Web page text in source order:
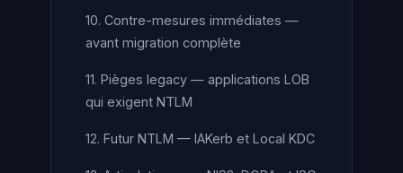
10. Contre-mesures immédiates —
avant migration complète
11. Pièges legacy — applications LOB
qui exigent NTLM
12. Futur NTLM — IAKerb et Local KDC